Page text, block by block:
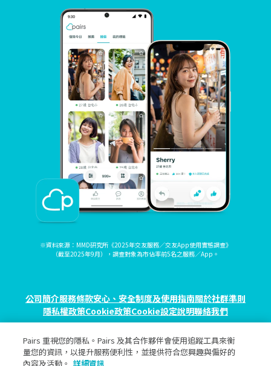
※資料來源：MMD研究所《2025年交友服務／交友App使用實態調查》
（截至2025年9月），調查對象為市佔率前5名之服務／App。
公司簡介服務條款安心、安全制度及使用指南關於社群準則
隱私權政策Cookie政策Cookie設定說明聯絡我們
© eureka, Inc. All rights reserved.
Pairs 重視您的隱私。Pairs 及其合作夥伴會使用追蹤工具來衡
量您的資訊，以提升服務便利性，並提供符合您興趣與偏好的
內容及活動。 詳細資訊